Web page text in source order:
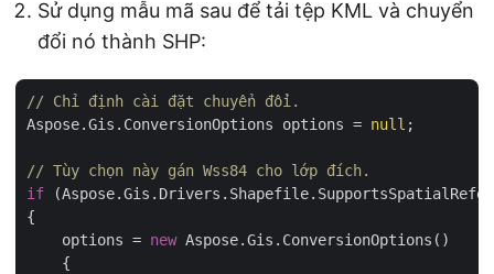
Sử dụng mẫu mã sau để tải tệp KML và chuyển
đổi nó thành SHP:
// Chỉ định cài đặt chuyển đổi.
Aspose.Gis.ConversionOptions options = null ;
// Tùy chọn này gán Wss84 cho lớp đích.
if
{
    options =
new Aspose.Gis.ConversionOptions()
    {